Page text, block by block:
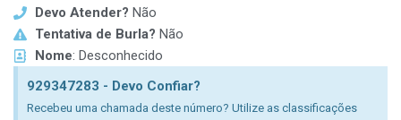
Devo Atender? Não
Tentativa de Burla? Não
Nome: Desconhecido
929347283 - Devo Confiar?
Recebeu uma chamada deste número? Utilize as classificações